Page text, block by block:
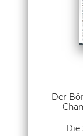
Der
Die